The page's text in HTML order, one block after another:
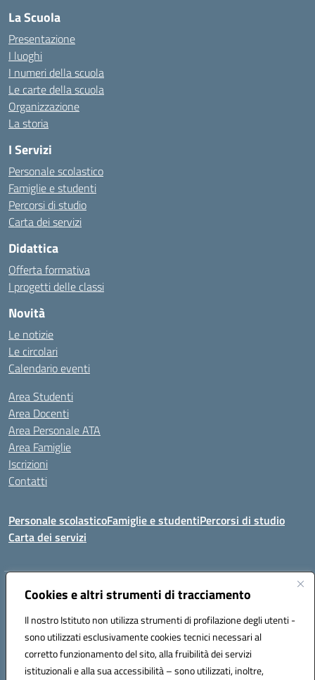
Cookies e altri strumenti di tracciamento
Il nostro Istituto non utilizza strumenti di profilazione degli utenti -
sono utilizzati esclusivamente cookies tecnici necessari al
corretto funzionamento del sito, alla fruibilità dei servizi
istituzionali e alla sua accessibilità – sono utilizzati, inoltre,
La Scuola
Presentazione
I luoghi
I numeri della scuola
Le carte della scuola
Organizzazione
La storia
I Servizi
Personale scolastico
Famiglie e studenti
Percorsi di studio
Carta dei servizi
Didattica
Offerta formativa
I progetti delle classi
Novità
Le notizie
Le circolari
Calendario eventi
Area Studenti
Area Docenti
Area Personale ATA
Area Famiglie
Iscrizioni
Contatti
Personale scolasticoFamiglie e studentiPercorsi di studio
Carta dei servizi
Indirizzo:Via Medaglie d'Oro, 27 – 81100 Caserta
Posta elettronica certificata (PEC):CEIC8BB00X@pec.istruzione.it
Codice fiscale: 93117030614
Codice meccanografico: CEIC8BB00X